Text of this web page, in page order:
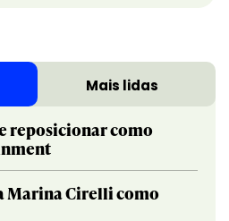
Mais lidas
reposicionar como
Marina Cirelli como